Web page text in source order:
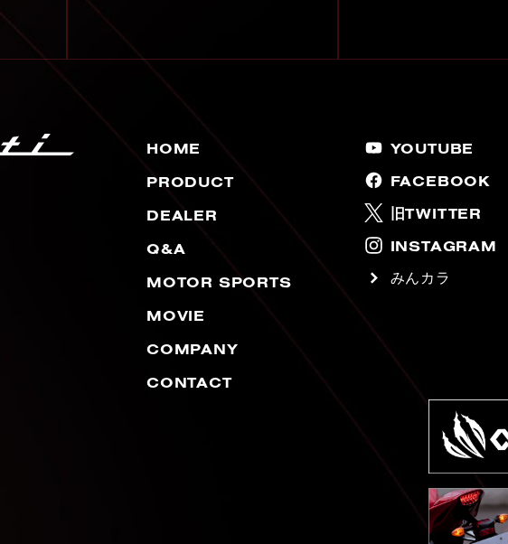
HOME
PRODUCT
DEALER
Q&A
MOTOR SPORTS
MOVIE
COMPANY
CONTACT
YOUTUBE
FACEBOOK
旧TWITTER
INSTAGRAM
みんカラ